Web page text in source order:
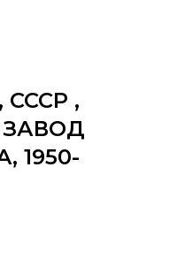
,
1950-